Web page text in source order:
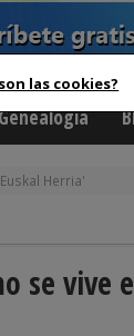
las cookies?
Herria'
se vive